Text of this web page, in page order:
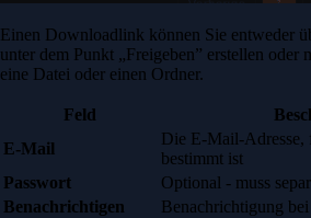
Einen Downloadlink können Sie entweder
unter dem Punkt „Freigeben” erstellen oder
eine Datei oder einen Ordner.
Feld
E-Mail
Die E-Mail-
bestimmt ist
Passwort
Optional - muss
Benachrichtigen
Benachrichtigung